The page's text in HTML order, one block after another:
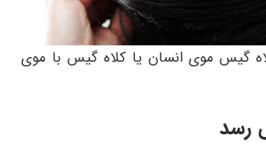
گیس موی انسان یا کلاه گیس با موی
رسد